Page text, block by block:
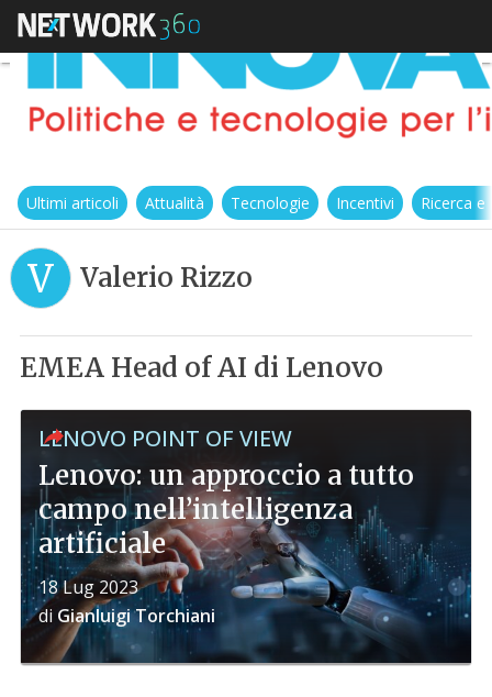
Ultimi articoli Attualità Tecnologie Incentivi Ricerca
V Valerio Rizzo
EMEA Head of AI di Lenovo
LENOVO POINT OF VIEW
Lenovo: un approccio a tutto
campo nell’intelligenza
artificiale
18 Lug 2023
di Gianluigi Torchiani